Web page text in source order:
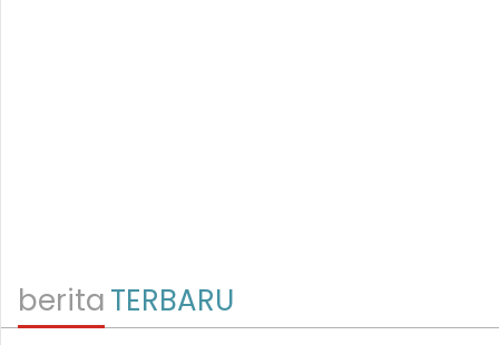
beritaTERBARU